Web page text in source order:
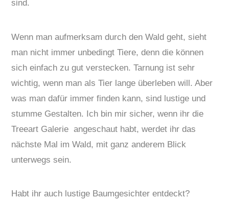
sind.
Wenn man aufmerksam durch den Wald geht, sieht
man nicht immer unbedingt Tiere, denn die können
sich einfach zu gut verstecken. Tarnung ist sehr
wichtig, wenn man als Tier lange überleben will. Aber
was man dafür immer finden kann, sind lustige und
stumme Gestalten. Ich bin mir sicher, wenn ihr die
Treeart Galerie angeschaut habt, werdet ihr das
nächste Mal im Wald, mit ganz anderem Blick
unterwegs sein.
Habt ihr auch lustige Baumgesichter entdeckt?